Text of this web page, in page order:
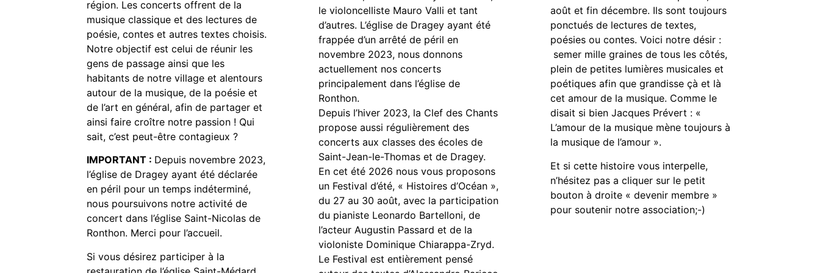
région. Les concerts offrent de la
musique classique et des lectures de
poésie, contes et autres textes choisis.
Notre objectif est celui de réunir les
gens de passage ainsi que les
habitants de notre village et alentours
autour de la musique, de la poésie et
de l’art en général, afin de partager et
ainsi faire croître notre passion ! Qui
sait, c’est peut-être contagieux ?
IMPORTANT : Depuis novembre 2023,
l’église de Dragey ayant été déclarée
en péril pour un temps indéterminé,
nous poursuivons notre activité de
concert dans l’église Saint-Nicolas de
Ronthon. Merci pour l’accueil.
Si vous désirez participer à la
le violoncelliste Mauro Valli et tant
d’autres. L’église de Dragey ayant été
frappée d’un arrêté de péril en
novembre 2023, nous donnons
actuellement nos concerts
principalement dans l’église de
Ronthon.
Depuis l’hiver 2023, la Clef des Chants
propose aussi régulièrement des
concerts aux classes des écoles de
Saint-Jean-le-Thomas et de Dragey.
En cet été 2026 nous vous proposons
un Festival d’été, « Histoires d’Océan »,
du 27 au 30 août, avec la participation
du pianiste Leonardo Bartelloni, de
l’acteur Augustin Passard et de la
violoniste Dominique Chiarappa-Zryd.
Le Festival est entièrement pensé
août et fin décembre. Ils sont toujours
ponctués de lectures de textes,
poésies ou contes. Voici notre désir :
semer mille graines de tous les côtés,
plein de petites lumières musicales et
poétiques afin que grandisse çà et là
cet amour de la musique. Comme le
disait si bien Jacques Prévert : «
L’amour de la musique mène toujours à
la musique de l’amour ».
Et si cette histoire vous interpelle,
n’hésitez pas a cliquer sur le petit
bouton à droite « devenir membre »
pour soutenir notre association;-)